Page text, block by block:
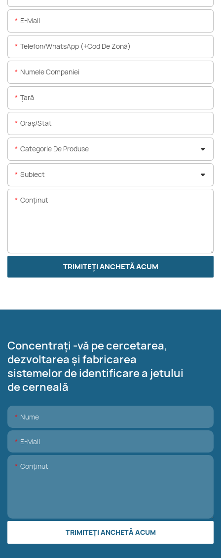
E-Mail
Telefon/WhatsApp (+Cod De Zonă)
Numele Companiei
Ţară
Oraș/stat
Categorie De Produse
Subiect
Conţinut
TRIMITEȚI ANCHETĂ ACUM
Concentrați -vă pe cercetarea,
dezvoltarea și fabricarea
sistemelor de identificare a jetului
de cerneală
Nume
E-Mail
Conţinut
TRIMITEȚI ANCHETĂ ACUM